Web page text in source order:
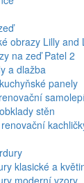
obrazy Lilly and
na zeď Patel 2
a dlažba
panely
stěn
klasické a